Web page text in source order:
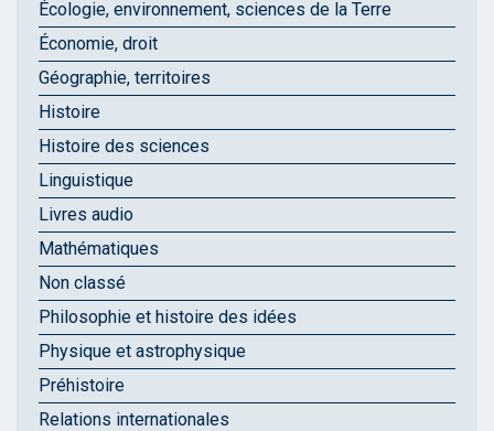
Écologie, environnement, sciences de la Terre
Économie, droit
Géographie, territoires
Histoire
Histoire des sciences
Linguistique
Livres audio
Mathématiques
Non classé
Philosophie et histoire des idées
Physique et astrophysique
Préhistoire
Relations internationales